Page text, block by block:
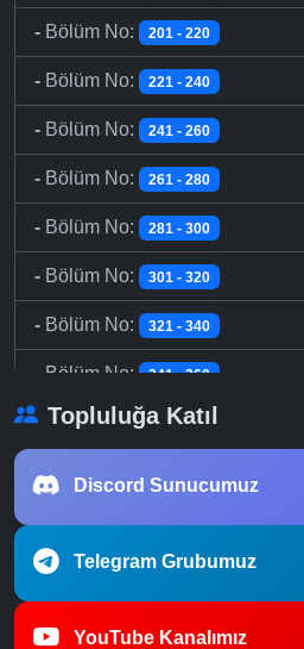
- Bölüm No: 201 - 220
- Bölüm No: 221 - 240
- Bölüm No: 241 - 260
- Bölüm No: 261 - 280
- Bölüm No: 281 - 300
- Bölüm No: 301 - 320
- Bölüm No: 321 - 340
Bölüm No: 341 - 360
- Bölüm No: 361 - 380
- Bölüm No:
-Bölüm No: 421 - 440
Topluluğa Katıl
Discord Sunucumuz
Telegram Grubumuz
YouTube Kanalımız